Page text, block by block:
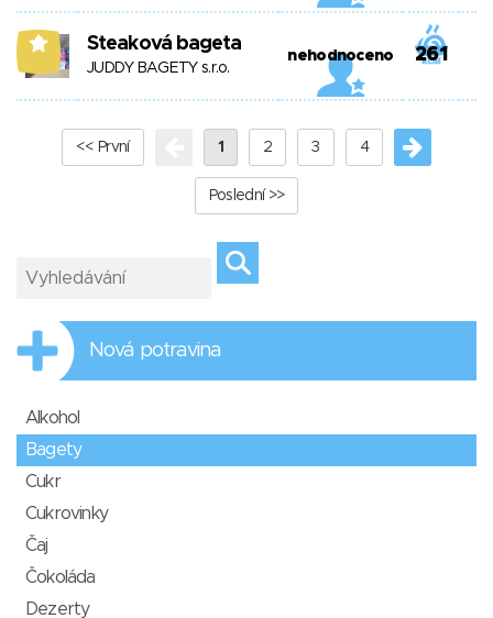
8 Steaková bageta
JUDDY BAGETY s.r.o.
nehodnoceno 261
<< První 1 2 3 4
Poslední >>
Nová potravina
Alkohol
Bagety
Cukr
Cukrovinky
Čaj
Čokoláda
Dezerty